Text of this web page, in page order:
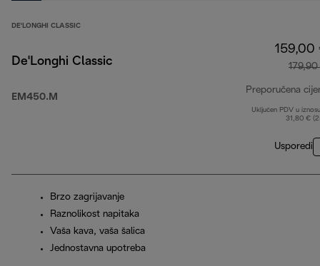
DE'LONGHI CLASSIC
De'Longhi Classic
EM450.M
159,00
Preporučena
Uključen PDV u
31,80 €
Usporedi
Brzo zagrijavanje
Raznolikost napitaka
Vaša kava, vaša šalica
Jednostavna upotreba